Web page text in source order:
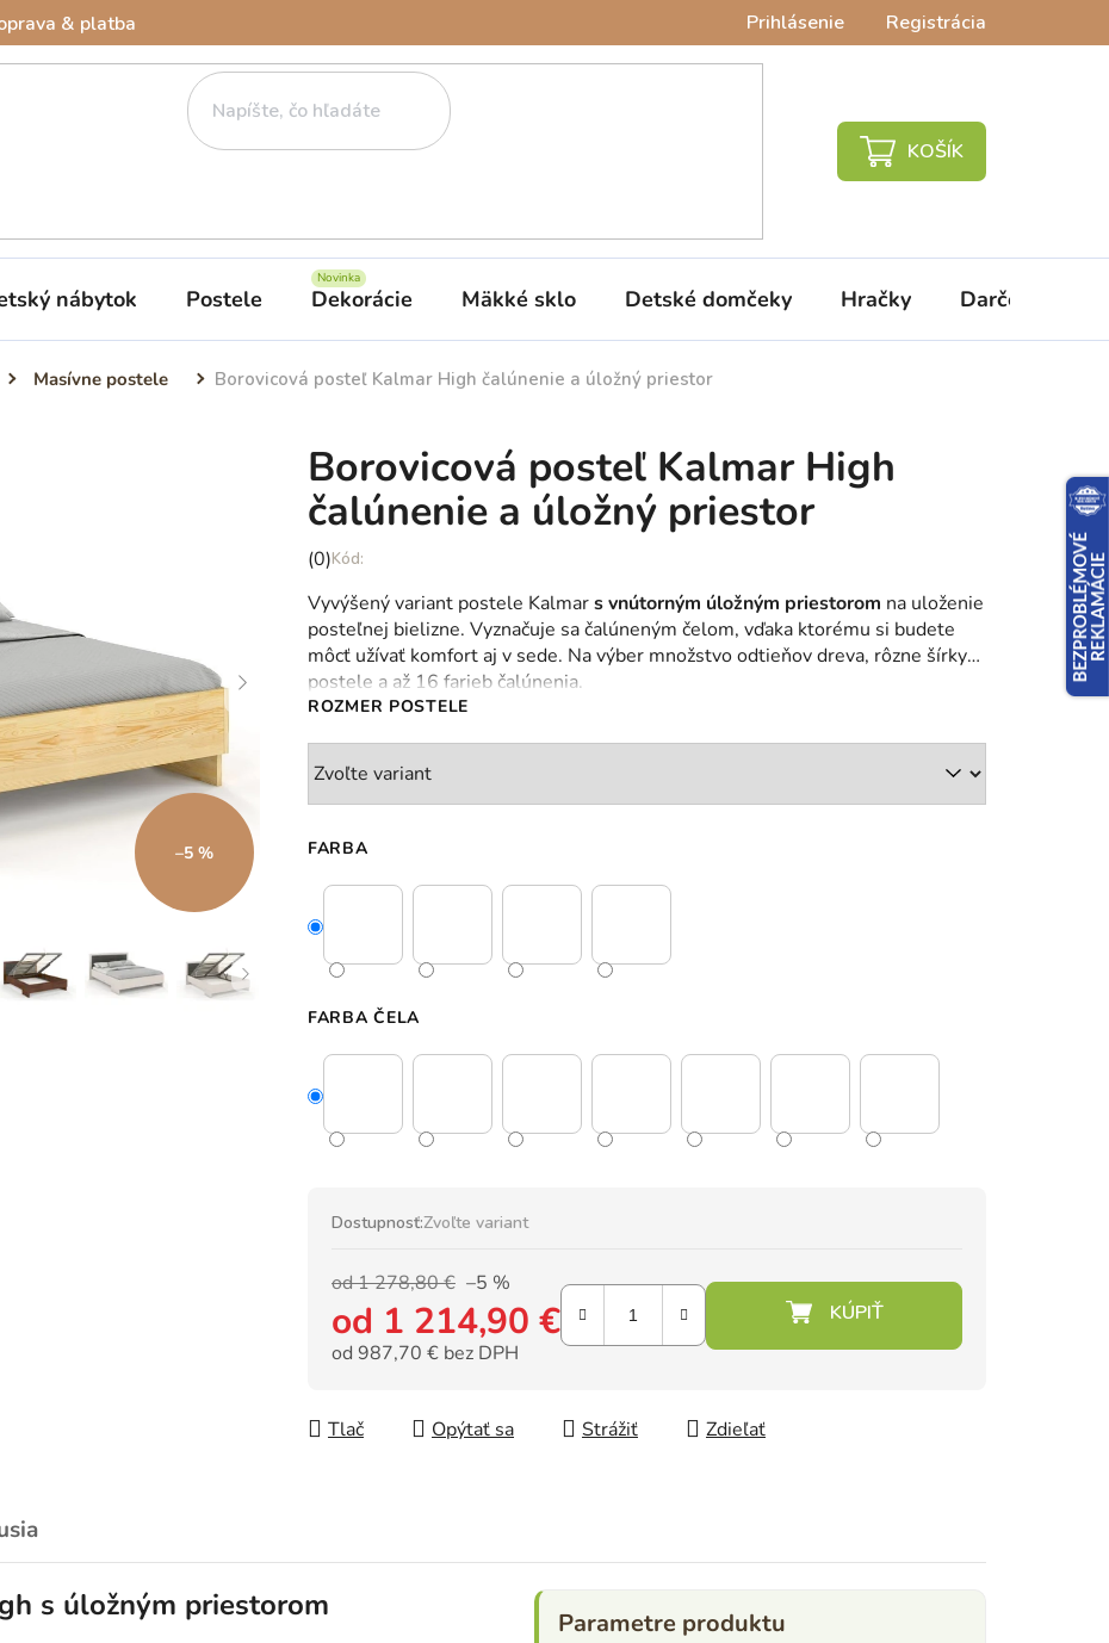
& platba Prihlásenie Registrácia
NÁKUPNÝ
nábytok Postele Dekorácie Mäkké sklo Detské domčeky Hračky Darčeky
Masívne postele Borovicová posteľ Kalmar High čalúnenie a úložný priestor
Borovicová posteľ Kalmar High
čalúnenie a úložný priestor
Priemerné
produktu
je
0,0
z
5
hviezdičiek.
(0)
Vyvýšený variant postele Kalmars vnútorným úložným priestorom na uloženie
posteľnej bielizne. Vyznačuje sa čalúneným čelom, vďaka ktorému si budete
môcť užívať komfort aj v sede. Na výber množstvo odtieňov dreva, rôzne šírky
postele a až 16 farieb čalúnenia.
ROZMER POSTELE
FARBA
FARBA ČELA
Dostupnosť:Zvoľte variant
od 1 278,80 € –5 %
od 1 214,90 €
od 987,70 € bez DPH
Tlač
Opýtať sa Strážiť Zdieľať
–5 %
s úložným priestorom